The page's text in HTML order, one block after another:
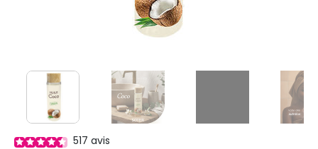
517 avis